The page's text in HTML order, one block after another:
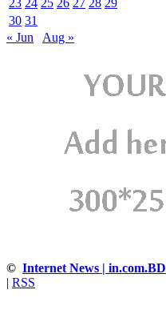
23 24 25 26 27 28 29
30 31
« Jun
Aug »
© Internet News | in.com.BD
RSS